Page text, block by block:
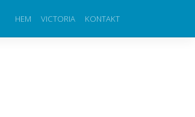
HEM VICTORIA KONTAKT